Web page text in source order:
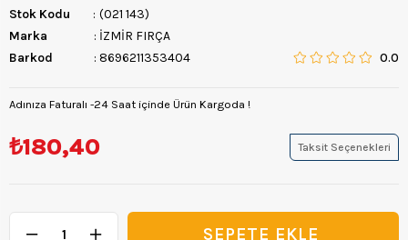
Stok Kodu
(021 143)
Marka
: İZMİR FIRÇA
Barkod
: 8696211353404 0.0
Adınıza Faturalı -24 Saat içinde Ürün Kargoda !
₺180,40 Taksit Seçenekleri